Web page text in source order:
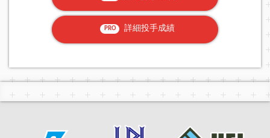
PRO 詳細投手成績